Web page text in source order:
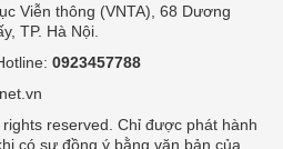
Viễn thông (VNTA), 68 Dương
TP. Hà Nội.
0923457788
reserved. Chỉ được phát hành
có sự đồng ý bằng văn bản của